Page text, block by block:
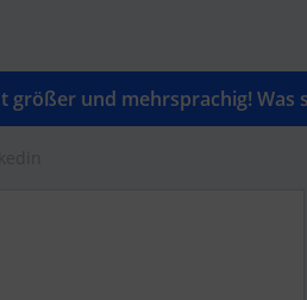
und mehrsprachig! Was